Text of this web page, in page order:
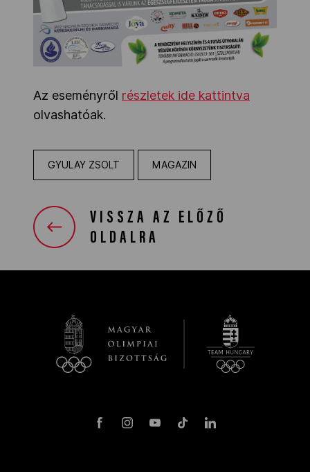
Az eseményről részletek ide kattintva
olvashatóak.
GYULAY ZSOLT MAGAZIN
VISSZA AZ ELŐZŐ
OLDALRA